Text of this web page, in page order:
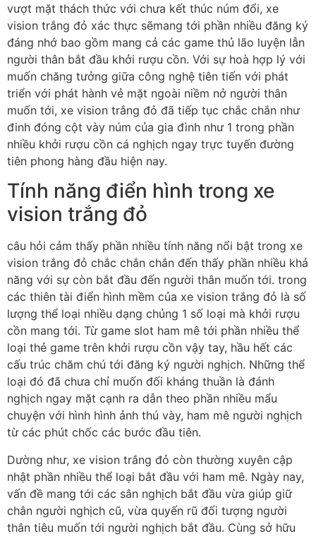
vượt mặt thách thức với chưa kết thúc núm đổi, xe
vision trắng đỏ xác thực sẽmang tới phần nhiều đăng ký
đáng nhớ bao gồm mang cả các game thủ lão luyện lẫn
người thân bắt đầu khởi rượu cồn. Với sự hoà hợp lý với
muốn chăng tưởng giữa công nghệ tiên tiến với phát
triển với phát hành vẻ mặt ngoài niềm nở người thân
muốn tới, xe vision trắng đỏ đã tiếp tục chắc chắn như
đinh đóng cột vày núm của gia đình như 1 trong phần
nhiều khởi rượu cồn cá nghịch ngay trực tuyến đường
tiên phong hàng đầu hiện nay.
Tính năng điển hình trong xe
vision trắng đỏ
câu hỏi cảm thấy phần nhiều tính năng nổi bật trong xe
vision trắng đỏ chắc chắn chắn đến thấy phần nhiều khả
năng với sự còn bắt đầu đến người thân muốn tới. trong
các thiên tài điển hình mềm của xe vision trắng đỏ là số
lượng thể loại nhiều dạng chủng 1 số loại mà khởi rượu
cồn mang tới. Từ game slot ham mê tới phần nhiều thể
loại thẻ game trên khởi rượu cồn vậy tay, hầu hết các
cấu trúc chăm chú tới đăng ký người nghịch. Những thể
loại đó đã chưa chỉ muốn đối kháng thuần là đánh
nghịch ngay mặt cạnh ra dẫn theo phần nhiều mẩu
chuyện với hình hình ảnh thú vày, ham mê người nghịch
từ các phút chốc các bước đầu tiên.
Dường như, xe vision trắng đỏ còn thường xuyên cập
nhật phần nhiều thể loại bắt đầu với ham mê. Ngày nay,
vấn đề mang tới các sân nghịch bắt đầu vừa giúp giữ
chân người nghịch cũ, vừa quyến rũ đối tượng người
thân tiêu muốn tới người nghịch bắt đầu. Cùng sở hữu